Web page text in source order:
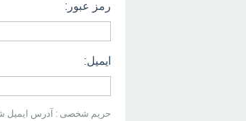
رمز عبور:
ایمیل:
حریم شخصی : آدرس ایمیل